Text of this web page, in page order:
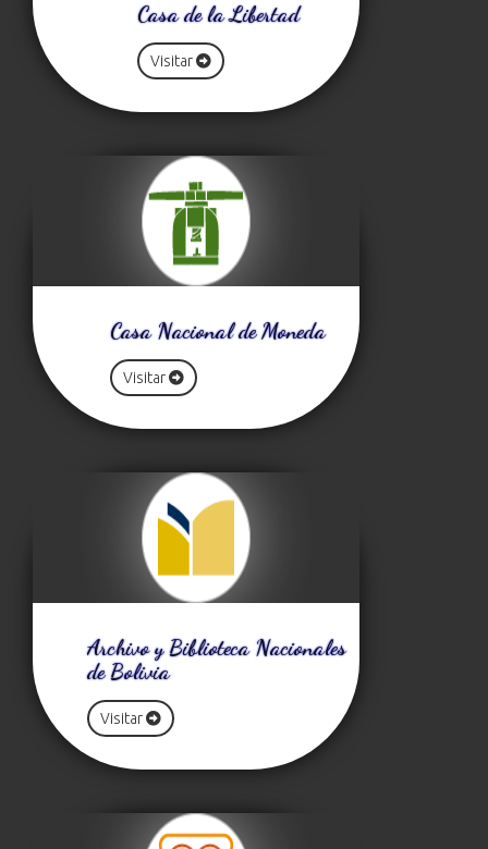
Casa de la Libertad
Visitar
Casa Nacional de Moneda
Visitar
Archivo y Biblioteca Nacionales
de Bolivia
Visitar